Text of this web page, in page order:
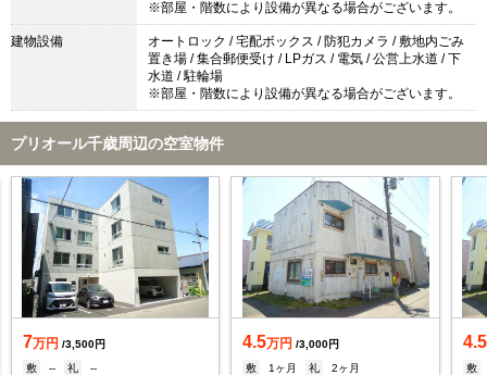
※部屋・階数により設備が異なる場合がございます。
建物設備
オートロック / 宅配ボックス / 防犯カメラ / 敷地内ごみ
置き場 / 集合郵便受け / LPガス / 電気 / 公営上水道 / 下
水道 / 駐輪場
※部屋・階数により設備が異なる場合がございます。
プリオール千歳周辺の空室物件
7万円 /3,500円
敷
-- 礼
--
4.5万円 /3,000円
敷
1ヶ月 礼
2ヶ月
4.5
敷